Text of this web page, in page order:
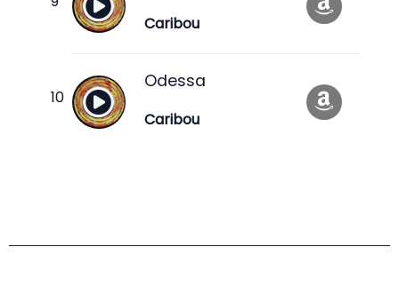
Caribou
Odessa
Caribou